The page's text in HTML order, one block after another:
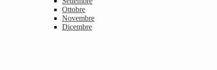
Ottobre
Novembre
Dicembre